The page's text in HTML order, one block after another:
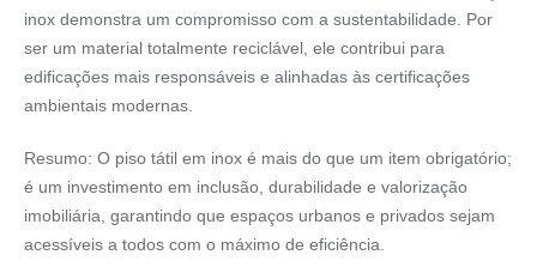
inox demonstra um compromisso com a sustentabilidade . Por
ser um material totalmente reciclável, ele contribui para
edificações mais responsáveis e alinhadas às certificações
ambientais modernas.
Resumo: O piso tátil em inox é mais do que um item obrigatório;
é um investimento em inclusão, durabilidade e valorização
imobiliária , garantindo que espaços urbanos e privados sejam
acessíveis a todos com o máximo de eficiência.